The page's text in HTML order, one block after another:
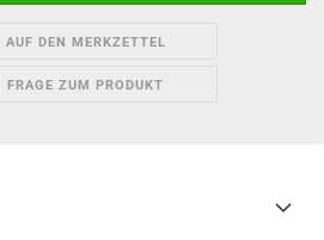
AUF DEN MERKZETTEL
FRAGE ZUM PRODUKT